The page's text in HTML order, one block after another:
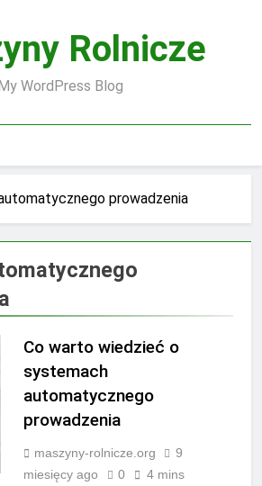
Rolnicze
WordPress Blog
prowadzenia
Co warto wiedzieć o
systemach
automatycznego
prowadzenia
maszyny-rolnicze.org
9
miesięcy ago
0 4 mins